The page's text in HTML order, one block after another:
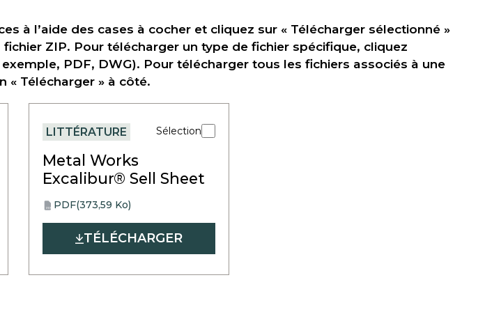
à l’aide des cases à cocher et cliquez sur « Télécharger sélectionné »
ZIP. Pour télécharger un type de fichier spécifique, cliquez
PDF, DWG). Pour télécharger tous les fichiers associés à une
« Télécharger » à côté.
LITTÉRATURE Sélection
Metal Works
Excalibur® Sell Sheet
PDF PDF(373,59 Ko)
opens
in
new
TÉLÉCHARGER